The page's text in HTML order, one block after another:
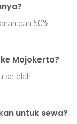
dan 50%
Mojokerto?
setelah
untuk sewa?